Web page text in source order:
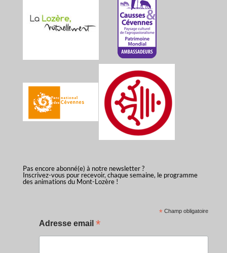
Pas encore abonné(e) à notre newsletter ?
Inscrivez-vous pour recevoir, chaque semaine, le programme
des animations du Mont-Lozère !
*Champ obligatoire
Adresse email *